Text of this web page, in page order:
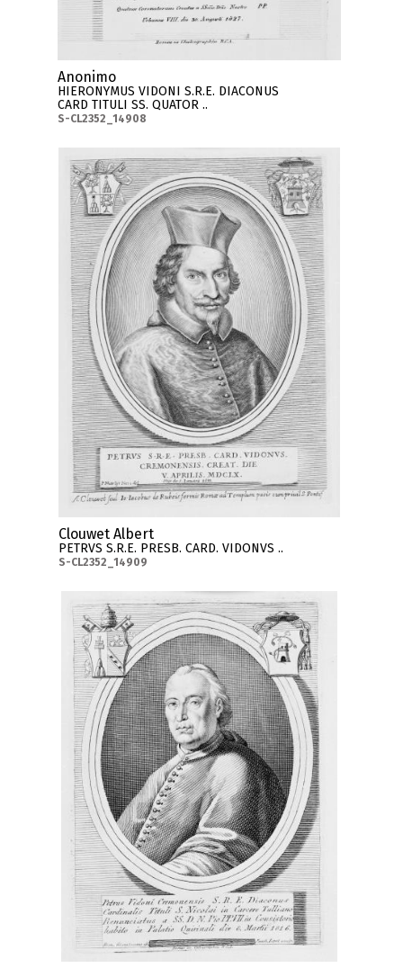
Anonimo
HIERONYMUS VIDONI S.R.E. DIACONUS
CARD TITULI SS. QUATOR ..
S-CL2352_14908
Clouwet Albert
PETRVS S.R.E. PRESB. CARD. VIDONVS ..
S-CL2352_14909